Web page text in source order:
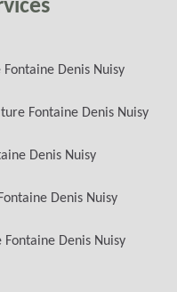
Denis Nuisy
Fontaine Denis Nuisy
Denis Nuisy
Denis Nuisy
Denis Nuisy